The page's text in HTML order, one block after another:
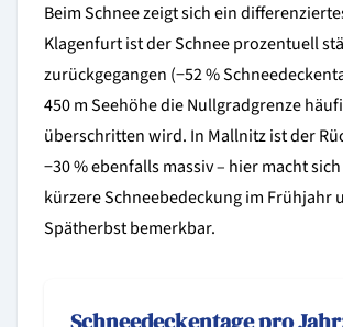
Beim Schnee zeigt sich ein
Klagenfurt ist der Schnee prozentuell
zurückgegangen (−52 %
450 m Seehöhe die Nullgradgrenze
überschritten wird. In Mallnitz ist der
−30 % ebenfalls massiv – hier macht
kürzere Schneebedeckung im Frühjahr
Spätherbst bemerkbar.